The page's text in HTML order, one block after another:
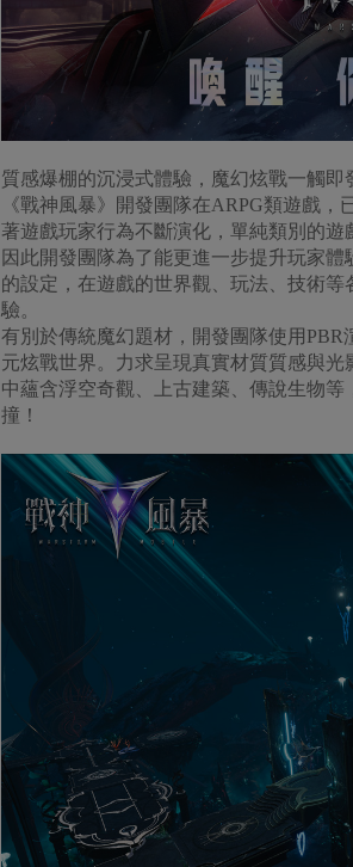
質感爆棚的沉浸式體驗，魔幻炫戰一觸即
《戰神風暴》開發團隊在ARPG類遊戲
著遊戲玩家行為不斷演化，單純類別的遊
因此開發團隊為了能更進一步提升玩家
的設定，在遊戲的世界觀、玩法、技術
驗。
有別於傳統魔幻題材，開發團隊使用PBR
元炫戰世界。力求呈現真實材質質感與
中蘊含浮空奇觀、上古建築、傳說生物
撞！